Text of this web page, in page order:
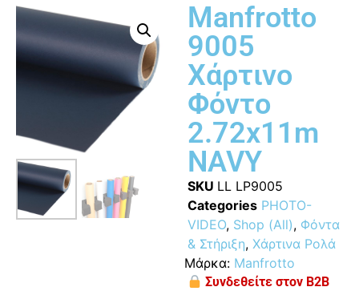
Manfrotto
9005
Χάρτινο
Φόντο
2.72x11m
NAVY
SKU LL LP9005
Categories PHOTO-
VIDEO, Shop (All), Φόντα
& Στήριξη, Χάρτινα Ρολά
Μάρκα: Manfrotto
Συνδεθείτε στον B2B